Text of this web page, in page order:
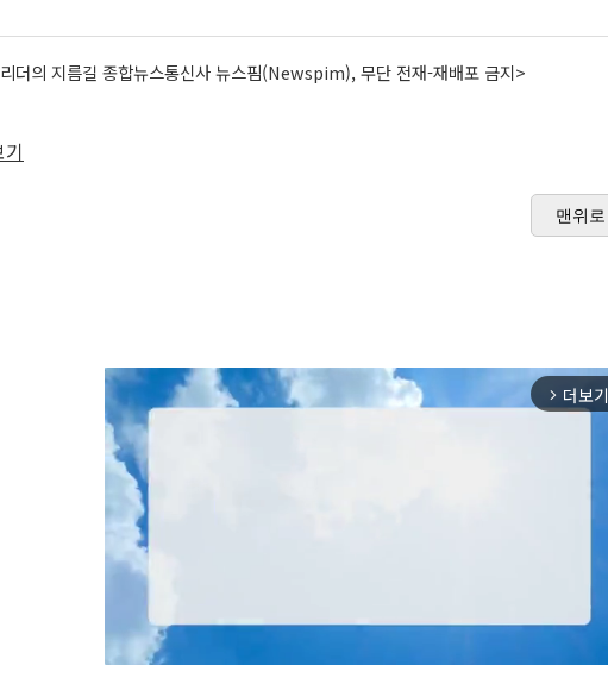
더의 지름길 종합뉴스통신사 뉴스핌(Newspim), 무단 전재-재배포 금지>
맨위로
arrow_forward_ios 더보기